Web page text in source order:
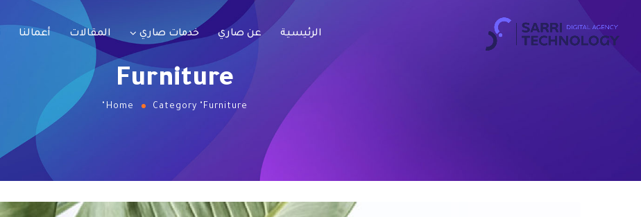
الرئيسية عن صاري خدمات صاري المقالات أعمالنا
Furniture
Home Category "Furniture"